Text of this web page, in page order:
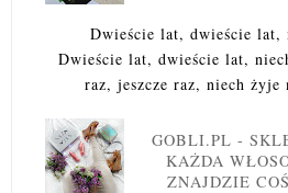
Dwieście lat, dwieście lat,
Dwieście lat, dwieście lat,
raz, jeszcze raz, niech
GOBLI.PL -
KAŻDA
ZNAJDZIE